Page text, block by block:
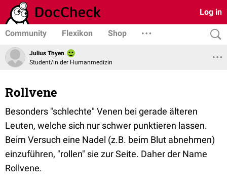
Log in
Community Flexikon Shop
Julius Thyen
Student/in der Humanmedizin
Rollvene
Besonders "schlechte" Venen bei gerade älteren
Leuten, welche sich nur schwer punktieren lassen.
Beim Versuch eine Nadel (z.B. beim Blut abnehmen)
einzuführen, "rollen" sie zur Seite. Daher der Name
Rollvene.